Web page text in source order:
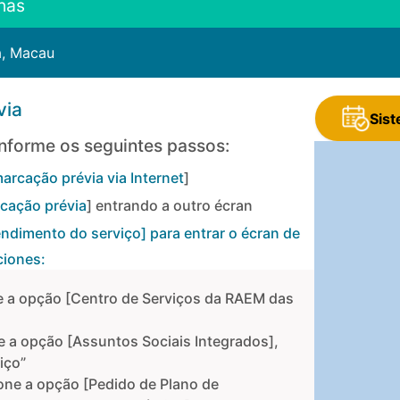
Macau
os seguintes passos:
prévia via Internet]
prévia] entrando a outro écran
do serviço] para entrar o écran de
a opção [Centro de Serviços da RAEM das
a opção [Assuntos Sociais Integrados],
a opção [Pedido de Plano de